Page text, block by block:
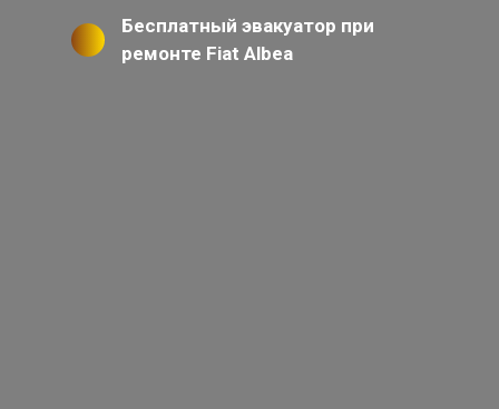
Бесплатный эвакуатор при
ремонте Fiat Albea